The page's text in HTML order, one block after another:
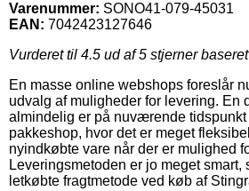
Varenummer: SONO41-079-45031
EAN: 7042423127646
Vurderet til 4.5 ud af 5 stjerner
En masse online webshops foreslår
udvalg af muligheder for levering. En
almindelig er på nuværende tidspunkt
pakkeshop, hvor det er meget
nyindkøbte vare når der er mulighed
Leveringsmetoden er jo meget smart,
letkøbte fragtmetode ved køb af